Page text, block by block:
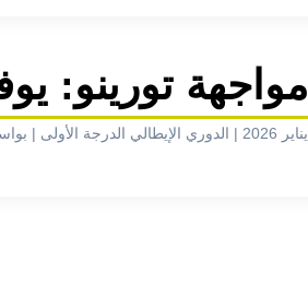
مواجهة تورينو:
يناير 2026 | الدوري الإيطالي الدرجة الأولى |